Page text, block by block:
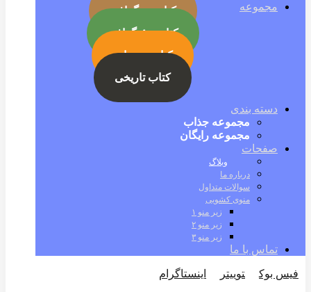
مجموعه
کتاب بیوگرافی
کتاب جئوگرافی
کتاب رمز ارز
کتاب تاریخی
دسته بندی
مجموعه جذاب
مجموعه رایگان
صفحات
وبلاگ
درباره ما
سوالات متداول
منوی کشویی
زیر منو ۱
زیر منو ۲
زیر منو ۳
تماس با ما
فیس بوک توییتر
اینستاگرام